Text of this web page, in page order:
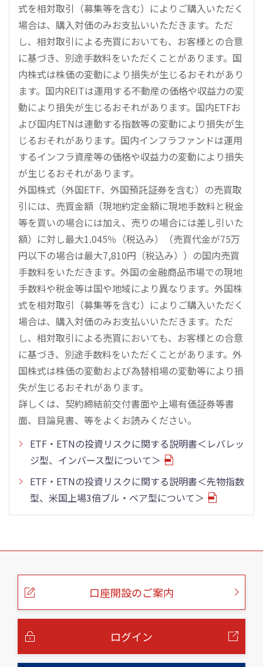
式を相対取引（募集等を含む）によりご購入いただく
場合は、購入対価のみお支払いいただきます。ただ
し、相対取引による売買においても、お客様との合意
に基づき、別途手数料をいただくことがあります。国
内株式は株価の変動により損失が生じるおそれがあり
ます。国内REITは運用する不動産の価格や収益力の変
動により損失が生じるおそれがあります。国内ETFお
よび国内ETNは連動する指数等の変動により損失が生
じるおそれがあります。国内インフラファンドは運用
するインフラ資産等の価格や収益力の変動により損失
が生じるおそれがあります。
外国株式（外国ETF、外国預託証券を含む）の売買取
引には、売買金額（現地約定金額に現地手数料と税金
等を買いの場合には加え、売りの場合には差し引いた
額）に対し最大1.045％（税込み）（売買代金が75万
円以下の場合は最大7,810円（税込み））の国内売買
手数料をいただきます。外国の金融商品市場での現地
手数料や税金等は国や地域により異なります。外国株
式を相対取引（募集等を含む）によりご購入いただく
場合は、購入対価のみお支払いいただきます。ただ
し、相対取引による売買においても、お客様との合意
に基づき、別途手数料をいただくことがあります。外
国株式は株価の変動および為替相場の変動等により損
失が生じるおそれがあります。
詳しくは、契約締結前交付書面や上場有価証券等書
面、目論見書、等をよくお読みください。
ETF・ETNの投資リスクに関する説明書＜レバレッ
ジ型、インバース型について＞
ETF・ETNの投資リスクに関する説明書＜先物指数
型、米国上場3倍ブル・ベア型について＞
こ
口座開設のご案内
ログイン